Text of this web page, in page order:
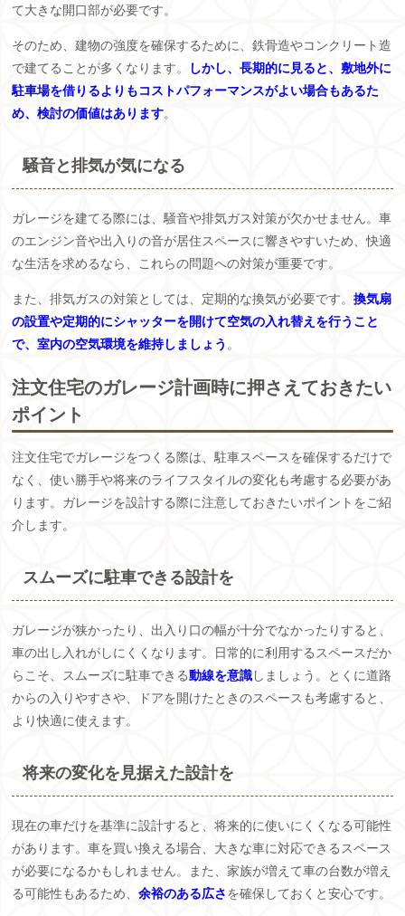
て大きな開口部が必要です。
そのため、建物の強度を確保するために、鉄骨造やコンクリート造
で建てることが多くなります。
しかし、長期的に見ると、敷地外に
駐車場を借りるよりもコストパフォーマンスがよい場合もあるた
め、検討の価値はあります。
騒音と排気が気になる
ガレージを建てる際には、騒音や排気ガス対策が欠かせません。車
のエンジン音や出入りの音が居住スペースに響きやすいため、快適
な生活を求めるなら、これらの問題への対策が重要です。
また、排気ガスの対策としては、定期的な換気が必要です。換気扇
の設置や定期的にシャッターを開けて空気の入れ替えを行うこと
で、室内の空気環境を維持しましょう 。
注文住宅のガレージ計画時に押さえておきたい
ポイント
注文住宅でガレージをつくる際は、駐車スペースを確保するだけで
なく、使い勝手や将来のライフスタイルの変化も考慮する必要があ
ります。ガレージを設計する際に注意しておきたいポイントをご紹
介します。
スムーズに駐車できる設計を
ガレージが狭かったり、出入り口の幅が十分でなかったりすると、
車の出し入れがしにくくなります。日常的に利用するスペースだか
らこそ、スムーズに駐車できる動線を意識しましょう。とくに道路
からの入りやすさや、ドアを開けたときのスペースも考慮すると、
より快適に使えます。
将来の変化を見据えた設計を
現在の車だけを基準に設計すると、将来的に使いにくくなる可能性
があります。車を買い換える場合、大きな車に対応できるスペース
が必要になるかもしれません。また、家族が増えて車の台数が増え
る可能性もあるため、余裕のある広さを確保しておくと安心です。